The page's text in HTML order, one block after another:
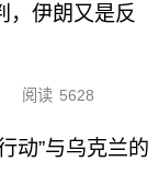
，伊朗又是反
阅读 5628
动”与乌克兰的